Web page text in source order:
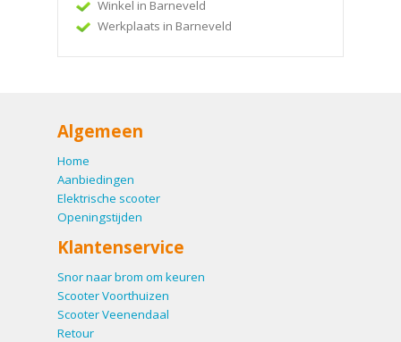
Winkel in Barneveld
Werkplaats in Barneveld
Algemeen
Home
Aanbiedingen
Elektrische scooter
Openingstijden
Klantenservice
Snor naar brom om keuren
Scooter Voorthuizen
Scooter Veenendaal
Retour